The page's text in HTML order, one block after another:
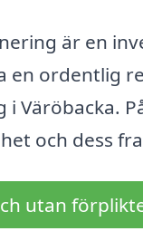
är en
en ordentlig
Väröbacka.
och dess
utan